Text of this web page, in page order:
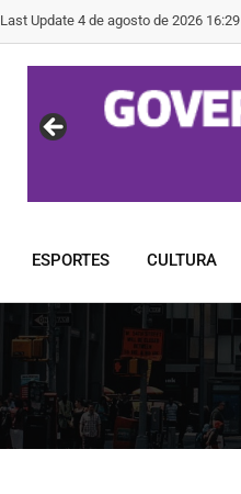
Last Update 4 de agosto de 2026 16:29
ESPORTES CULTURA